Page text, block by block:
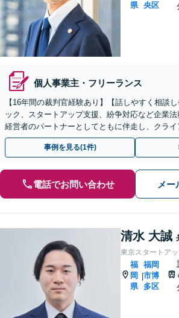
県
央区
個人事業主・フリーランス
【16年間の裁判官経験あり】【話しやすく相談
ック、スタートアップ支援、紛争対応など企業法
経営者のパートナーとしてともに伴走し、クラ
ジネスをサポートします！【九州・西日本エリア
事例を見る(1件)
電話でお問い合わせ メー
清水 大誠
東京スタートア
福
岡
県
|
福岡
市博
多区